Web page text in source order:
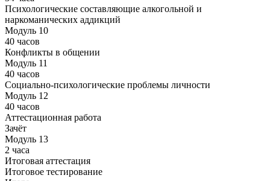
Психологические составляющие алкогольной и
наркоманических аддикций
Модуль 10
40 часов
Конфликты в общении
Модуль 11
40 часов
Социально-психологические проблемы личности
Модуль 12
40 часов
Аттестационная работа
Зачёт
Модуль 13
2 часа
Итоговая аттестация
Итоговое тестирование